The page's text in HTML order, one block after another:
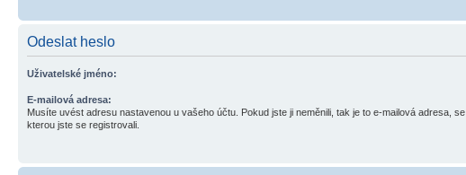
Odeslat heslo
Uživatelské jméno:
E-mailová adresa:
Musíte uvést adresu nastavenou u vašeho účtu. Pokud jste ji neměnili, tak je to e-mailová adresa, se
kterou jste se registrovali.